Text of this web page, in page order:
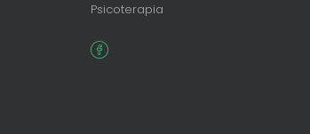
Psicoterapia